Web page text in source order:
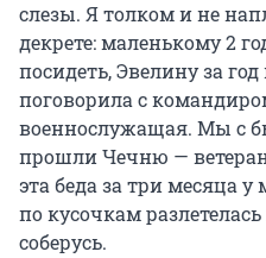
слезы. Я толком и не
декрете: маленькому 2
посидеть, Эвелину за
поговорила с
военнослужащая. Мы с
прошли Чечню —
эта беда за три месяца
по кусочкам
соберусь.